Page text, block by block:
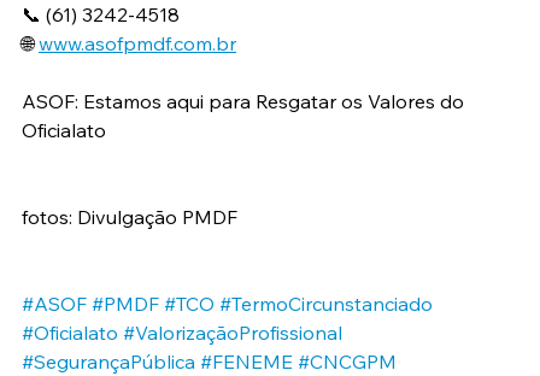
📞 (61) 3242-4518
🌐 www.asofpmdf.com.br
ASOF: Estamos aqui para Resgatar os Valores do
Oficialato
fotos: Divulgação PMDF
#ASOF #PMDF #TCO #TermoCircunstanciado
#Oficialato #ValorizaçãoProfissional
#SegurançaPública #FENEME #CNCGPM